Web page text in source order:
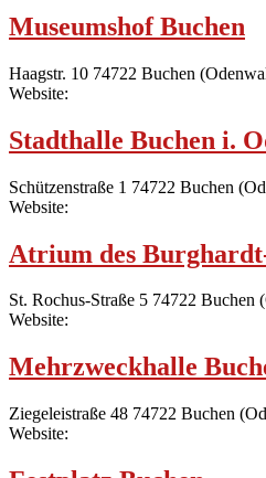
Museumshof Buchen
Haagstr. 10 74722 Buchen
Website:
Stadthalle Buchen i.
Schützenstraße 1 74722 Buchen
Website:
Atrium des
St. Rochus-Straße 5 74722 Buchen
Website:
Mehrzweckhalle
Ziegeleistraße 48 74722 Buchen
Website: